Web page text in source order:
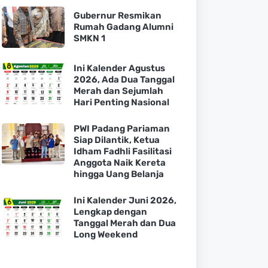
Gubernur Resmikan
Rumah Gadang Alumni
SMKN 1
Ini Kalender Agustus
2026, Ada Dua Tanggal
Merah dan Sejumlah
Hari Penting Nasional
PWI Padang Pariaman
Siap Dilantik, Ketua
Idham Fadhli Fasilitasi
Anggota Naik Kereta
hingga Uang Belanja
Ini Kalender Juni 2026,
Lengkap dengan
Tanggal Merah dan Dua
Long Weekend